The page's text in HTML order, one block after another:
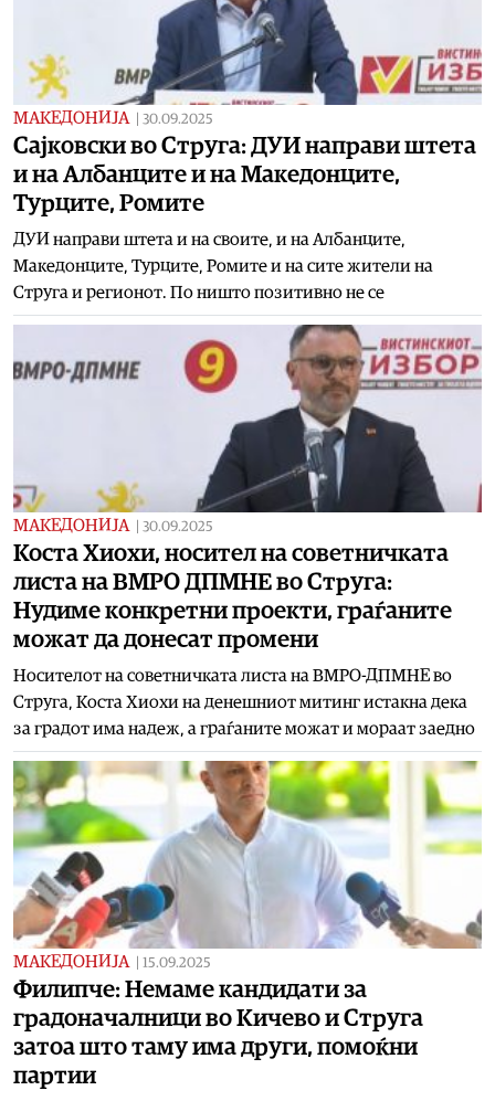
МАКЕДОНИЈА 30.09.2025
Сајковски во Струга: ДУИ направи штета
и на Албанците и на Македонците,
Турците, Ромите
ДУИ направи штета и на своите, и на Албанците,
Македонците, Турците, Ромите и на сите жители на
Струга и регионот. По ништо позитивно не се
МАКЕДОНИЈА 30.09.2025
Коста Хиохи, носител на советничката
листа на ВМРО ДПМНЕ во Струга:
Нудиме конкретни проекти, граѓаните
можат да донесат промени
Носителот на советничката листа на ВМРО-ДПМНЕ во
Струга, Коста Хиохи на денешниот митинг истакна дека
за градот има надеж, а граѓаните можат и мораат заедно
МАКЕДОНИЈА 15.09.2025
Филипче: Немаме кандидати за
градоначалници во Кичево и Струга
затоа што таму има други, помоќни
партии